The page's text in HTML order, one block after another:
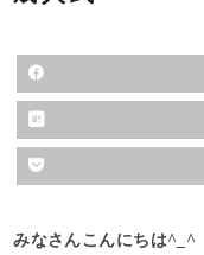
みなさんこんにちは^_^